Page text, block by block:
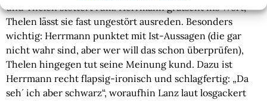
und Thelen stottert rum. Herrmann grätscht ins Wort,
Thelen lässt sie fast ungestört ausreden. Besonders
wichtig: Herrmann punktet mit Ist-Aussagen (die gar
nicht wahr sind, aber wer will das schon überprüfen),
Thelen hingegen tut seine Meinung kund. Dazu ist
Herrmann recht flapsig-ironisch und schlagfertig: „Da
seh´ ich aber schwarz“, woraufhin Lanz laut losgackert